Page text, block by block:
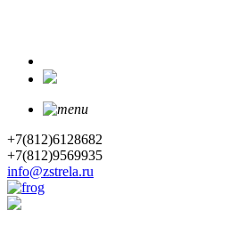
+7(812)6128682
+7(812)9569935
info@zstrela.ru